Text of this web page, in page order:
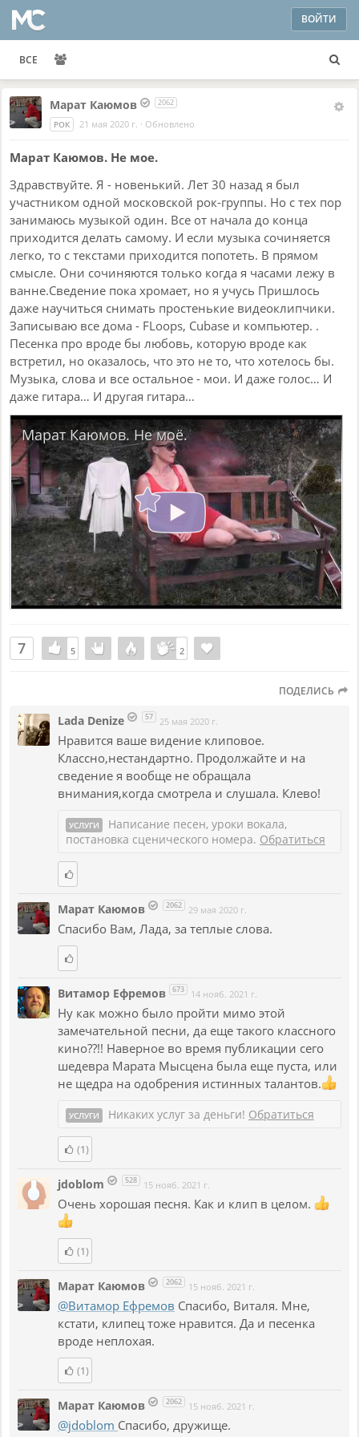
ВОЙТИ
ВСЕ
Марат Каюмов 2062
РОК 21 мая 2020 г. · Обновлено
Марат Каюмов. Не мое.
Здравствуйте. Я - новенький. Лет 30 назад я был
участником одной московской рок-группы. Но с тех пор
занимаюсь музыкой один. Все от начала до конца
приходится делать самому. И если музыка сочиняется
легко, то с текстами приходится попотеть. В прямом
смысле. Они сочиняются только когда я часами лежу в
ванне.Сведение пока хромает, но я учусь Пришлось
даже научиться снимать простенькие видеоклипчики.
Записываю все дома - FLoops, Cubase и компьютер. .
Песенка про вроде бы любовь, которую вроде как
встретил, но оказалось, что это не то, что хотелось бы.
Музыка, слова и все остальное - мои. И даже голос… И
даже гитара… И другая гитара…
Марат Каюмов. Не моё.
7 5
5 2
2
ПОДЕЛИСЬ
Lada Denize 57 25 мая 2020 г.
Нравится ваше видение клиповое.
Классно,нестандартно. Продолжайте и на
сведение я вообще не обращала
внимания,когда смотрела и слушала. Клево!
УСЛУГИ
Написание песен, уроки вокала,
постановка сценического номера. Обратиться
Марат Каюмов 2062 29 мая 2020 г.
Спасибо Вам, Лада, за теплые слова.
Витамор Ефремов 673 14 нояб. 2021 г.
Ну как можно было пройти мимо этой
замечательной песни, да еще такого классного
кино??!! Наверное во время публикации сего
шедевра Марата Мысцена была еще пуста, или
не щедра на одобрения истинных талантов.
УСЛУГИ Никаких услуг за деньги! Обратиться
(1)
jdoblom 528 15 нояб. 2021 г.
Очень хорошая песня. Как и клип в целом.
(1)
Марат Каюмов 2062 15 нояб. 2021 г.
@Витамор Ефремов Спасибо, Виталя. Мне,
кстати, клипец тоже нравится. Да и песенка
вроде неплохая.
(1)
Марат Каюмов 2062 15 нояб. 2021 г.
@jdoblom Спасибо, дружище.